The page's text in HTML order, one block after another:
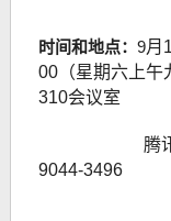
时间和地点： 9月
00（星期六上午
310会议室
腾讯会议
9044-3496